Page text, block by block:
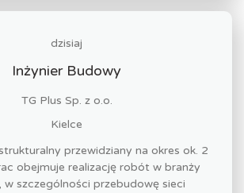
dzisiaj
Inżynier Budowy
TG Plus Sp. z o.o.
Kielce
przewidziany na okres ok. 2
obejmuje realizację robót w branży
w szczególności przebudowę sieci